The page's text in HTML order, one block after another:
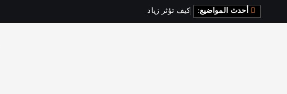
أحدث المواضيع: كيف تؤثر ز يا د